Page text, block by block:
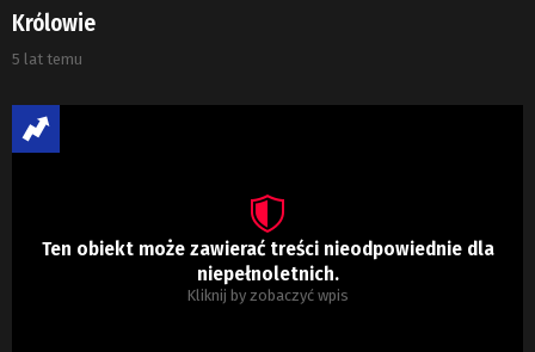
Królowie
5 lat temu
Ten obiekt może zawierać treści nieodpowiednie dla
niepełnoletnich.
Kliknij by zobaczyć wpis